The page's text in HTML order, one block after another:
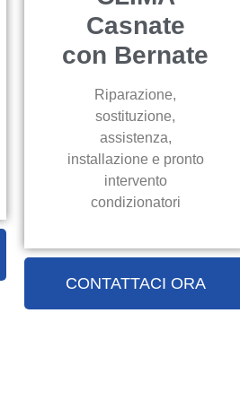
Casnate
con Bernate
Riparazione,
sostituzione,
assistenza,
installazione e pronto
intervento
condizionatori
CONTATTACI ORA